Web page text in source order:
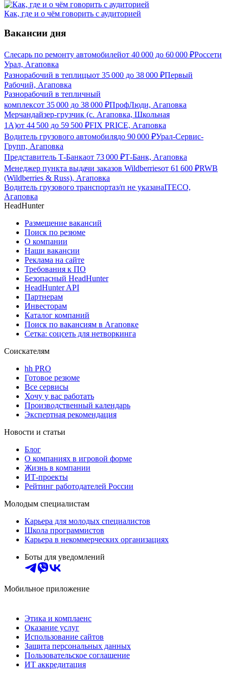
Как, где и о чём говорить с аудиторией
Вакансии дня
Слесарь по ремонту автомобилейот 40 000 до 60 000 ₽Россети
Урал, Агаповка
Разнорабочий в теплицыот 35 000 до 38 000 ₽Первый
Рабочий, Агаповка
Разнорабочий в тепличный
комплексот 35 000 до 38 000 ₽ПрофЛюди, Агаповка
Мерчандайзер-грузчик (с. Агаповка, Школьная
1А)от 44 500 до 59 500 ₽FIX PRICE, Агаповка
Водитель грузового автомобилядо 90 000 ₽Урал-Сервис-
Групп, Агаповка
Представитель Т-Банкаот 73 000 ₽Т-Банк, Агаповка
Менеджер пункта выдачи заказов Wildberriesот 61 600 ₽RWB
(Wildberries & Russ), Агаповка
Водитель грузового транспортаз/п не указанаITECO,
Агаповка
HeadHunter
Размещение вакансий
Поиск по резюме
О компании
Наши вакансии
Реклама на сайте
Требования к ПО
Безопасный HeadHunter
HeadHunter API
Партнерам
Инвесторам
Каталог компаний
Поиск по вакансиям в Агаповке
Сетка: соцсеть для нетворкинга
Соискателям
hh PRO
Готовое резюме
Все сервисы
Хочу у вас работать
Производственный календарь
Экспертная рекомендация
Новости и статьи
Блог
О компаниях в игровой форме
Жизнь в компании
ИТ-проекты
Рейтинг работодателей России
Молодым специалистам
Карьера для молодых специалистов
Школа программистов
Карьера в некоммерческих организациях
Боты для уведомлений
Мобильное приложение
Этика и комплаенс
Оказание услуг
Использование сайтов
Защита персональных данных
Пользовательское соглашение
ИТ аккредитация